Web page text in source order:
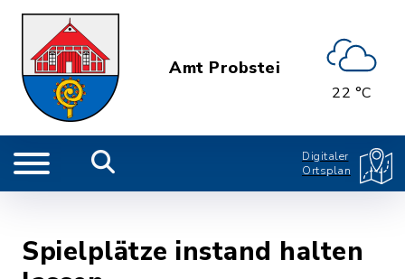
Amt Probstei
22 °C
Digitaler
Ortsplan
Spielplätze instand halten